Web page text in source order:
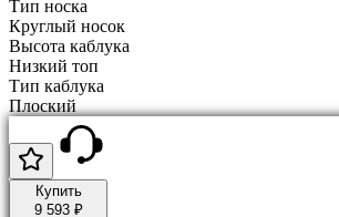
Тип носка
Круглый носок
Высота каблука
Низкий топ
Тип каблука
Плоский
Купить
9 593 ₽